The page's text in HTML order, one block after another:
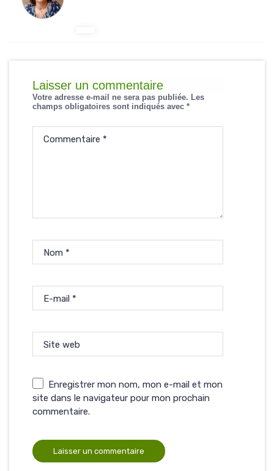
Laisser un commentaire
Votre adresse e-mail ne sera pas publiée. Les
champs obligatoires sont indiqués avec *
Commentaire *
Nom *
E-mail *
Site web
Enregistrer mon nom, mon e-mail et mon
site dans le navigateur pour mon prochain
commentaire.